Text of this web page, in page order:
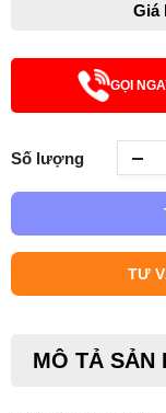
Giá
GỌI
Số lượng
TƯ
MÔ TẢ SẢN